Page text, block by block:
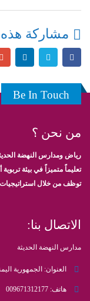
مشاركة
Be In Touch
من نحن ؟
تعليماً متميزاً في بيئة
توظف من خلال استراتيجيات
الاتصال بنا:
مدارس النهضة الحديثة
العنوان: الجمهورية
هاتف: 009671312177